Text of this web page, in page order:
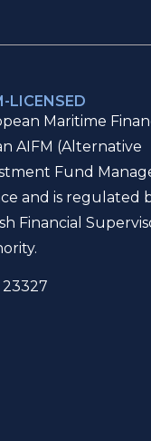
LICENSED
Maritime
AIFM (Alternative
Fund
and is regulated
Financial
23327